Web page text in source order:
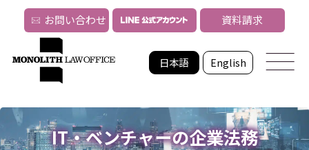
日本語 English
お問い合わせ 資料請求
IT・ベンチャーの企業法務